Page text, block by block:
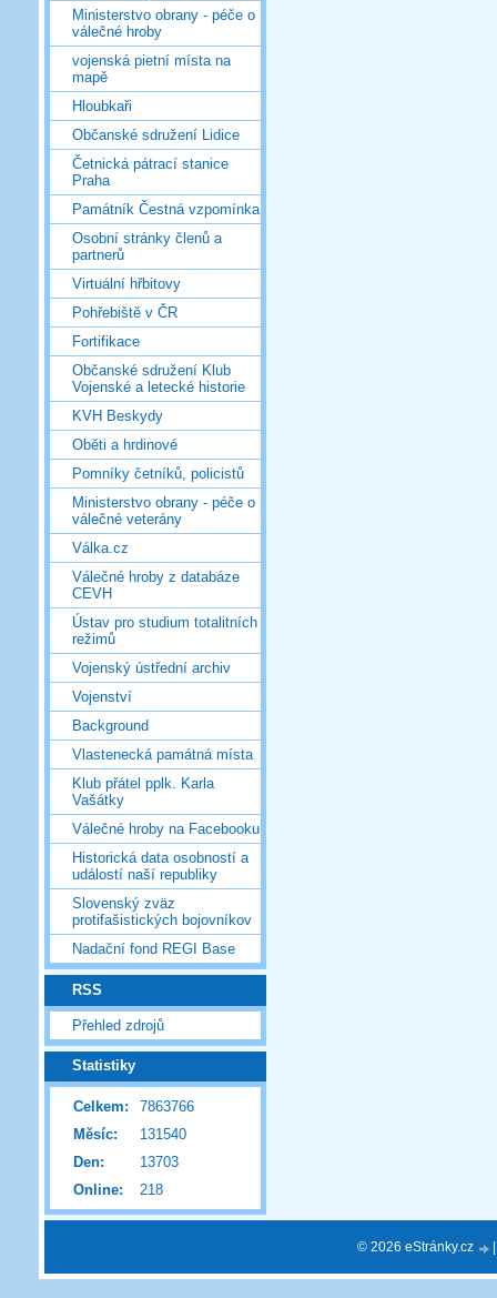
Ministerstvo obrany - péče o
válečné hroby
vojenská pietní místa na
mapě
Hloubkaři
Občanské sdružení Lidice
Četnická pátrací stanice
Praha
Památník Čestná vzpomínka
Osobní stránky členů a
partnerů
Virtuální hřbitovy
Pohřebiště v ČR
Fortifikace
Občanské sdružení Klub
Vojenské a letecké historie
KVH Beskydy
Oběti a hrdinové
Pomníky četníků, policistů
Ministerstvo obrany - péče o
válečné veterány
Válka.cz
Válečné hroby z databáze
CEVH
Ústav pro studium totalitních
režimů
Vojenský ústřední archiv
Vojenství
Background
Vlastenecká památná místa
Klub přátel pplk. Karla
Vašátky
Válečné hroby na Facebooku
Historická data osobností a
událostí naší republiky
Slovenský zväz
protifašistických bojovníkov
Nadační fond REGI Base
RSS
Přehled zdrojů
Statistiky
Online: 218
Celkem:
7863766
Měsíc:
131540
Den:
13703
© 2026 eStránky.cz